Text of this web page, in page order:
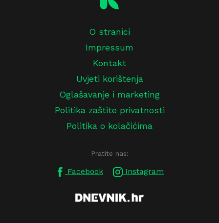
O stranici
Impressum
Kontakt
Uvjeti korištenja
Oglašavanje i marketing
Politika zaštite privatnosti
Politika o kolačićima
Pratite nas:
Facebook Instagram